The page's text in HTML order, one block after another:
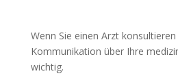
Wenn Sie einen Arzt
Kommunikation über Ihre
wichtig.